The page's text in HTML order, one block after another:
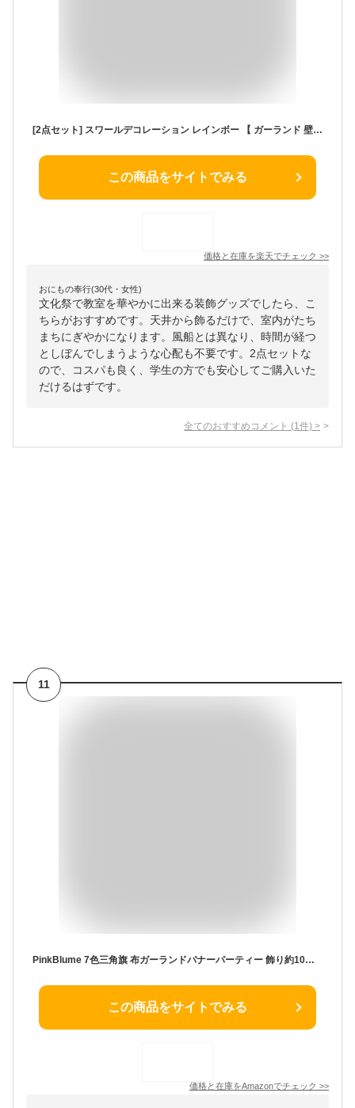
[2点セット] スワールデコレーション レインボー 【 ガーランド 壁掛け 天井飾り 誕生日パーティー 装飾品 バナー バースデーパーティー パーティーグッズ ウォールデコレーション 室内装飾 イベント用品 飾り付け パーティー用品 】
この商品をサイトでみる
価格と在庫を楽天でチェック >>
おにもの奉行(30代・女性)
文化祭で教室を華やかに出来る装飾グッズでしたら、こ
ちらがおすすめです。天井から飾るだけで、室内がたち
まちにぎやかになります。風船とは異なり、時間が経つ
としぼんでしまうような心配も不要です。2点セットな
ので、コスパも良く、学生の方でも安心してご購入いた
だけるはずです。
全てのおすすめコメント (1 件) >
11
PinkBlume 7色三角旗 布ガーランドバナーパーティー 飾り約10m カラフルな布の旗 パーティペナント装飾 アウトドア 旗 誕生日 飾り付け 100日祝い 結婚式ガーランド キャンプ 旗 三角 テント飾りバースデー デコレーション 子供部屋の装飾 お祭り 用品 水洗い可能
この商品をサイトでみる
価格と在庫をAmazonでチェック >>